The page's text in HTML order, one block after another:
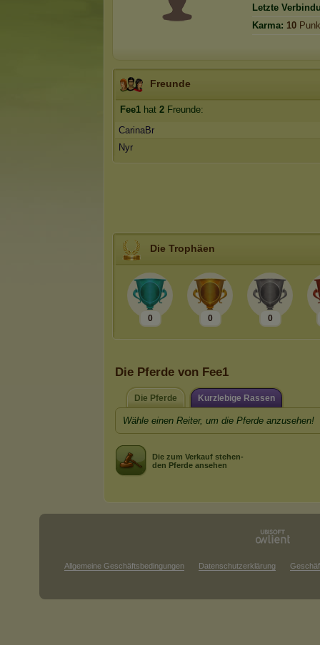
Letzte
Karma: 10
Freunde
Fee1 hat 2 Freunde:
CarinaBr
Nyr
Die Trophäen
0 0 0
Die Pferde von Fee1
Die Pferde Kurzlebige Rassen
Wähle einen Reiter, um die Pferde anzusehen!
Die zum Verkauf stehen-
den Pferde ansehen
Allgemeine Geschäftsbedingungen Datenschutzerklärung